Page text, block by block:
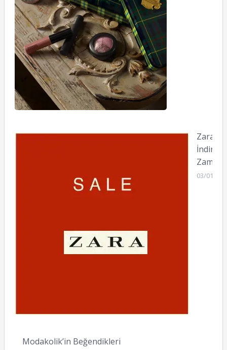
Zara’da
İndirim
Zamanı!
03/01/
Modakolik’in Beğendikleri